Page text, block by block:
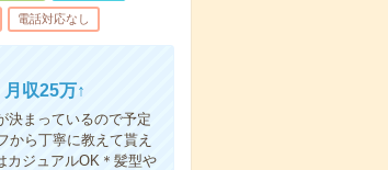
電話対応なし
収25万↑
決まっているので予定
から丁寧に教えて貰え
カジュアルOK＊髪型や